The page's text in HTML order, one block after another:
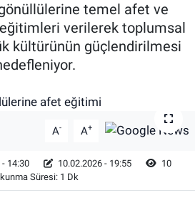
gönüllülerine temel afet ve
eğitimleri verilerek toplumsal
kültürünün güçlendirilmesi
A- A+
- 14:30 10.02.2026 - 19:55
10
Süresi: 1 Dk